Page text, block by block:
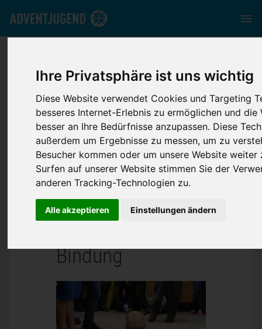
Ihre Privatsphäre ist uns wichtig
Diese Website verwendet Cookies und Targeting
besseres Internet-Erlebnis zu ermöglichen und die
besser an Ihre Bedürfnisse anzupassen. Diese
außerdem um Ergebnisse zu messen, um zu
Besucher kommen oder um unsere Website
Surfen auf unserer Website stimmen Sie der
anderen Tracking-Technologien zu.
Alle akzeptieren Einstellungen ändern
Pfadfinder:
Neubelebung,
Wachstum,
Bindung